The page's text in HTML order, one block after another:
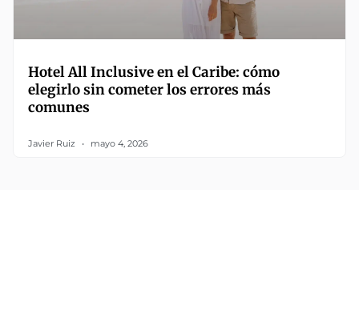
Hotel All Inclusive en el Caribe: cómo
elegirlo sin cometer los errores más
comunes
Javier Ruiz mayo 4, 2026